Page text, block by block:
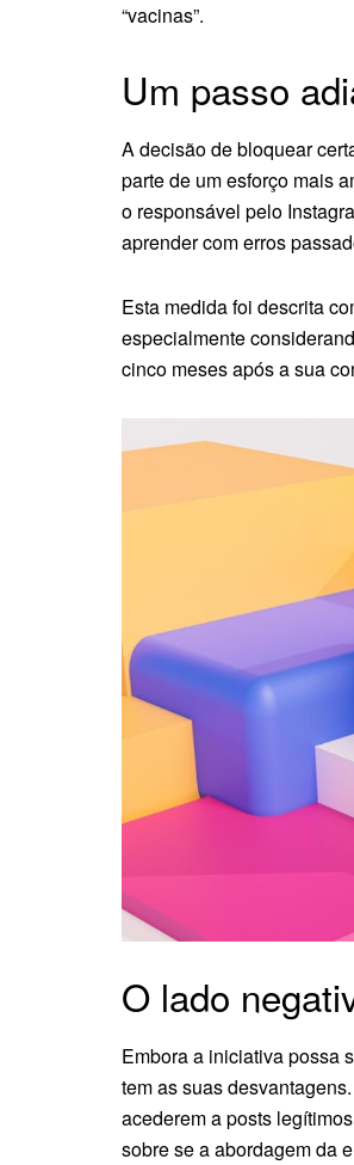
“vacinas”.
Um passo
A decisão de bloquear
parte de um esforço mais
o responsável pelo
aprender com erros
Esta medida foi descrita
especialmente
cinco meses após a sua
O lado
Embora a iniciativa possa
tem as suas
acederem a posts
sobre se a abordagem da